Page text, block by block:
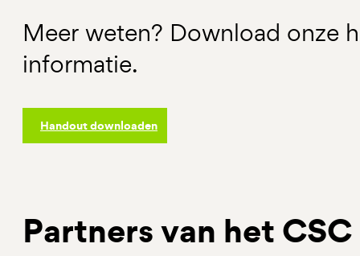
Meer weten? Download onze
informatie.
Handout downloaden
Partners van het CSC